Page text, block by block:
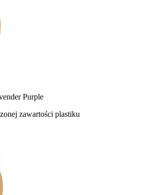
Purple
zawartości plastiku